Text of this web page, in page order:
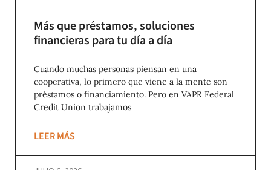
Más que préstamos, soluciones
financieras para tu día a día
Cuando muchas personas piensan en una
cooperativa, lo primero que viene a la mente son
préstamos o financiamiento. Pero en VAPR Federal
Credit Union trabajamos
LEER MÁS